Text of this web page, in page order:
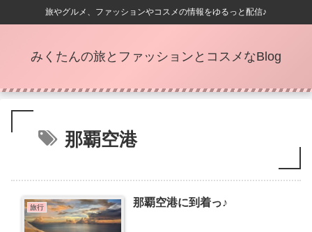
旅やグルメ、ファッションやコスメの情報をゆるっと配信♪
みくたんの旅とファッションとコスメなBlog
那覇空港
旅行 那覇空港に到着っ♪